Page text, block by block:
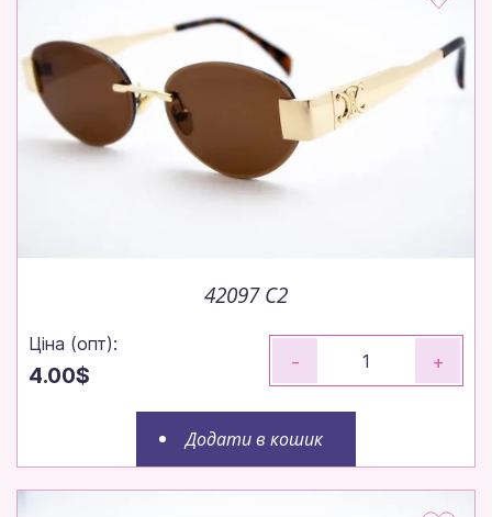
42097 C2
Ціна (опт):
4.00$
- +
Додати в кошик